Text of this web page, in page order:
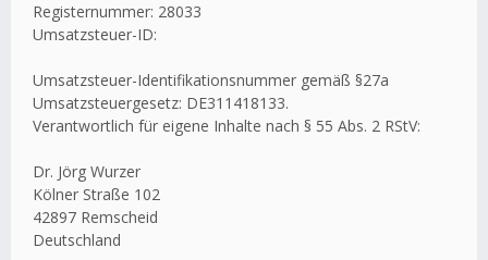
Registernummer: 28033
Umsatzsteuer-ID:
Umsatzsteuer-Identifikationsnummer gemäß §27a
Umsatzsteuergesetz: DE311418133.
Verantwortlich für eigene Inhalte nach § 55 Abs. 2 RStV:
Dr. Jörg Wurzer
Kölner Straße 102
42897 Remscheid
Deutschland